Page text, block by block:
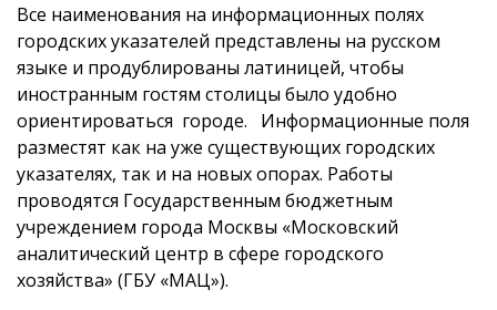
Все наименования на информационных полях
городских указателей представлены на русском
языке и продублированы латиницей, чтобы
иностранным гостям столицы было удобно
ориентироваться городе. Информационные поля
разместят как на уже существующих городских
указателях, так и на новых опорах. Работы
проводятся Государственным бюджетным
учреждением города Москвы «Московский
аналитический центр в сфере городского
хозяйства» (ГБУ «МАЦ»).